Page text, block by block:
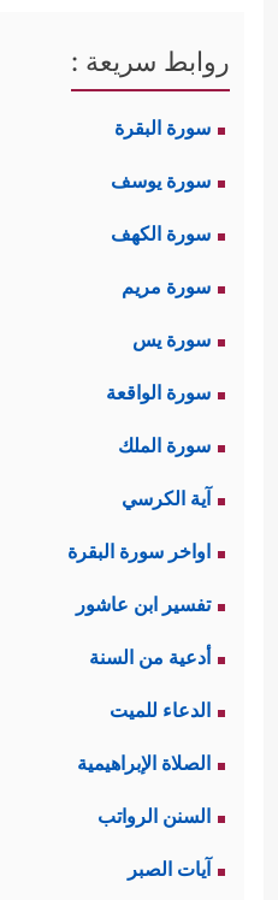
روابط سريعة :
سورة البقرة
سورة يوسف
سورة الكهف
سورة مريم
سورة يس
سورة الواقعة
سورة الملك
آية الكرسي
اواخر سورة البقرة
تفسير ابن عاشور
أدعية من السنة
الدعاء للميت
الصلاة الإبراهيمية
السنن الرواتب
آيات الصبر